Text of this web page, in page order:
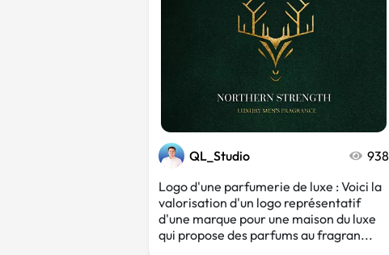
QL_Studio
938
Logo d'une parfumerie de luxe : Voici la
valorisation d'un logo représentatif
d'une marque pour une maison du luxe
qui propose des parfums au fragran...